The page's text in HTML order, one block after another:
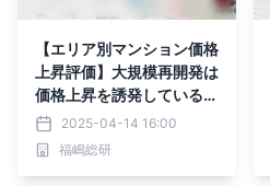
【エリア別マンション価格
上昇評価】大規模再開発は
価格上昇を誘発しているの
か？2025-04-14 16:00
福嶋総研